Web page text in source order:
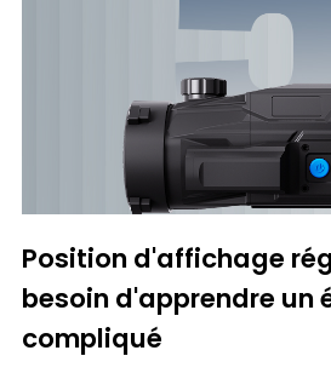
Position d'affichage
besoin d'apprendre un
compliqué